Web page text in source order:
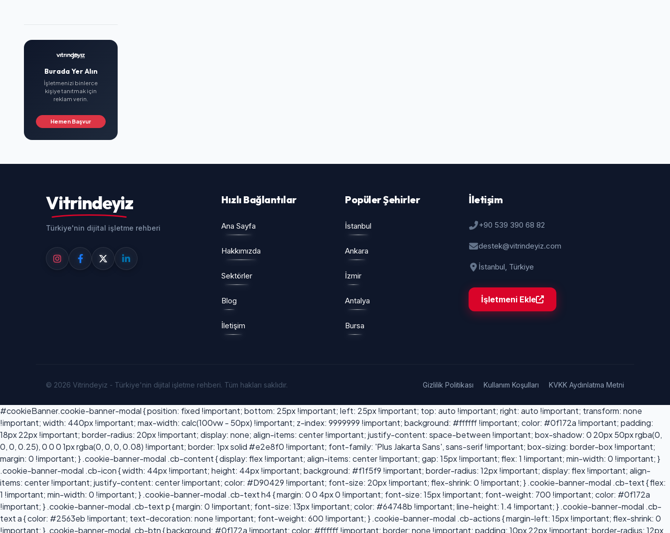
Burada Yer Alın
İşletmenizi binlerce
kişiye tanıtmak için
reklam verin.
Hemen Başvur
Vitrindeyiz
Türkiye'nin dijital işletme rehberi
Hızlı Bağlantılar
Ana Sayfa
Hakkımızda
Sektörler
Blog
İletişim
Popüler Şehirler
İstanbul
Ankara
İzmir
Antalya
Bursa
İletişim
+90 539 390 68 82
destek@vitrindeyiz.com
İstanbul, Türkiye
İşletmeni Ekle
© 2026 Vitrindeyiz - Türkiye'nin dijital işletme rehberi. Tüm hakları saklıdır. Gizlilik Politikası Kullanım Koşulları KVKK Aydınlatma Metni
#cookieBanner.cookie-banner-modal { position: fixed !important; bottom: 25px !important; left: 25px !important; top: auto !important; right: auto !important; transform: none
!important; width: 440px !important; max-width: calc(100vw - 50px) !important; z-index: 9999999 !important; background: #ffffff !important; color: #0f172a !important; padding:
18px 22px !important; border-radius: 20px !important; display: none; align-items: center !important; justify-content: space-between !important; box-shadow: 0 20px 50px rgba(0,
0, 0, 0.25), 0 0 0 1px rgba(0, 0, 0, 0.08) !important; border: 1px solid #e2e8f0 !important; font-family: 'Plus Jakarta Sans', sans-serif !important; box-sizing: border-box !important;
margin: 0 !important; } .cookie-banner-modal .cb-content { display: flex !important; align-items: center !important; gap: 15px !important; flex: 1 !important; min-width: 0 !important; }
.cookie-banner-modal .cb-icon { width: 44px !important; height: 44px !important; background: #f1f5f9 !important; border-radius: 12px !important; display: flex !important; align-
items: center !important; justify-content: center !important; color: #D90429 !important; font-size: 20px !important; flex-shrink: 0 !important; } .cookie-banner-modal .cb-text { flex:
1 !important; min-width: 0 !important; } .cookie-banner-modal .cb-text h4 { margin: 0 0 4px 0 !important; font-size: 15px !important; font-weight: 700 !important; color: #0f172a
!important; } .cookie-banner-modal .cb-text p { margin: 0 !important; font-size: 13px !important; color: #64748b !important; line-height: 1.4 !important; } .cookie-banner-modal .cb-
text a { color: #2563eb !important; text-decoration: none !important; font-weight: 600 !important; } .cookie-banner-modal .cb-actions { margin-left: 15px !important; flex-shrink: 0
!important; } .cookie-banner-modal .cb-btn { background: #0f172a !important; color: #ffffff !important; border: none !important; padding: 10px 22px !important; border-radius: 12px